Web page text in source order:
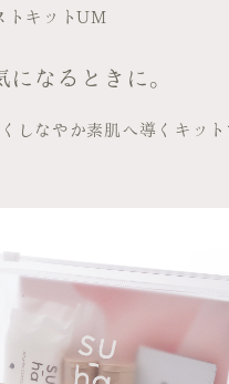
トキットUM
なるときに。
しなやか素肌へ導くキット